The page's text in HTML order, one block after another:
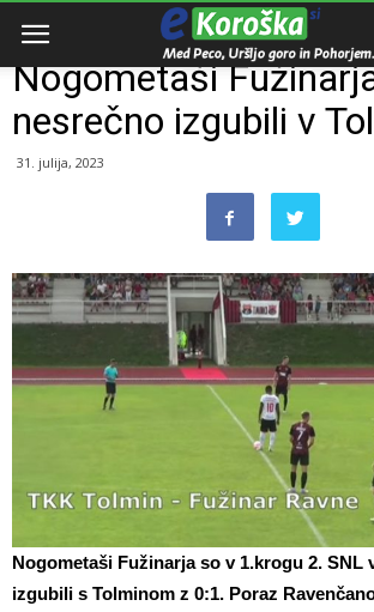
Domov
Nogometaši
nesrečno izgubili v
31. julija, 2023
Nogometaši Fužinarja so v 1.krogu 2. SNL
izgubili s Tolminom z 0:1. Poraz